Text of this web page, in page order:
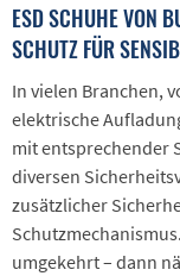
ESD SCHUHE VON
SCHUTZ FÜR
In vielen Branchen,
elektrische
mit entsprechender
diversen
zusätzlicher
umgekehrt – dann